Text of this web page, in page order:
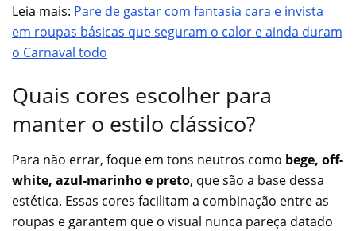
Leia mais: Pare de gastar com fantasia cara e invista
em roupas básicas que seguram o calor e ainda duram
o Carnaval todo
Quais cores escolher para
manter o estilo clássico?
Para não errar, foque em tons neutros como bege, off-
white, azul-marinho e preto, que são a base dessa
estética. Essas cores facilitam a combinação entre as
roupas e garantem que o visual nunca pareça datado